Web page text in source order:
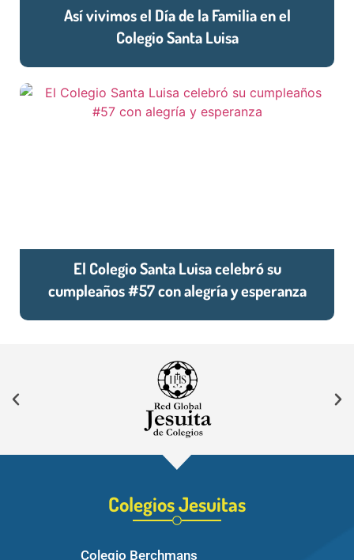
Así vivimos el Día de la Familia en el
Colegio Santa Luisa
El Colegio Santa Luisa celebró su
cumpleaños #57 con alegría y esperanza
Colegios Jesuitas
Colegio Berchmans